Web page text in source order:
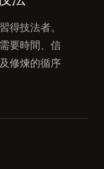
得技法者。
要時間、信
修煉的循序